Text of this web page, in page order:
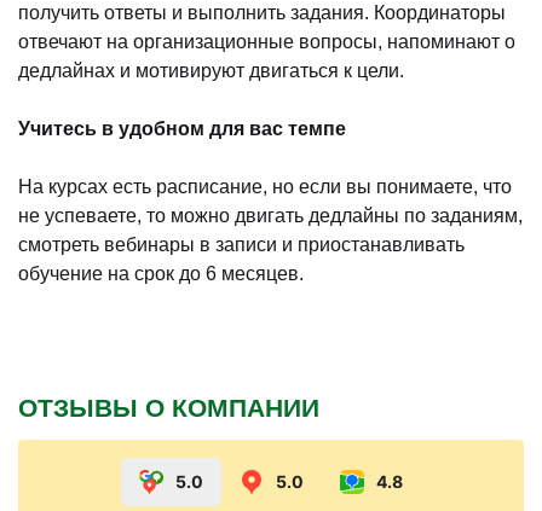
получить ответы и выполнить задания. Координаторы
отвечают на организационные вопросы, напоминают о
дедлайнах и мотивируют двигаться к цели.
Учитесь в удобном для вас темпе
На курсах есть расписание, но если вы понимаете, что
не успеваете, то можно двигать дедлайны по заданиям,
смотреть вебинары в записи и приостанавливать
обучение на срок до 6 месяцев.
ОТЗЫВЫ О КОМПАНИИ
5.0 5.0 4.8